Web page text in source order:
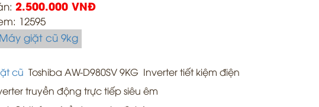
2.500.000 VNĐ
12595
Máy giặt cũ 9kg
cũ Toshiba AW-D980SV 9KG Inverter tiết kiệm điện
truyền động trực tiếp siêu êm